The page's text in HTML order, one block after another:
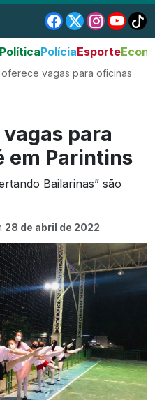
PolíticaPolíciaEsporte
vagas para oficinas
para
em Parintins
Bailarinas” são
28 de abril de 2022